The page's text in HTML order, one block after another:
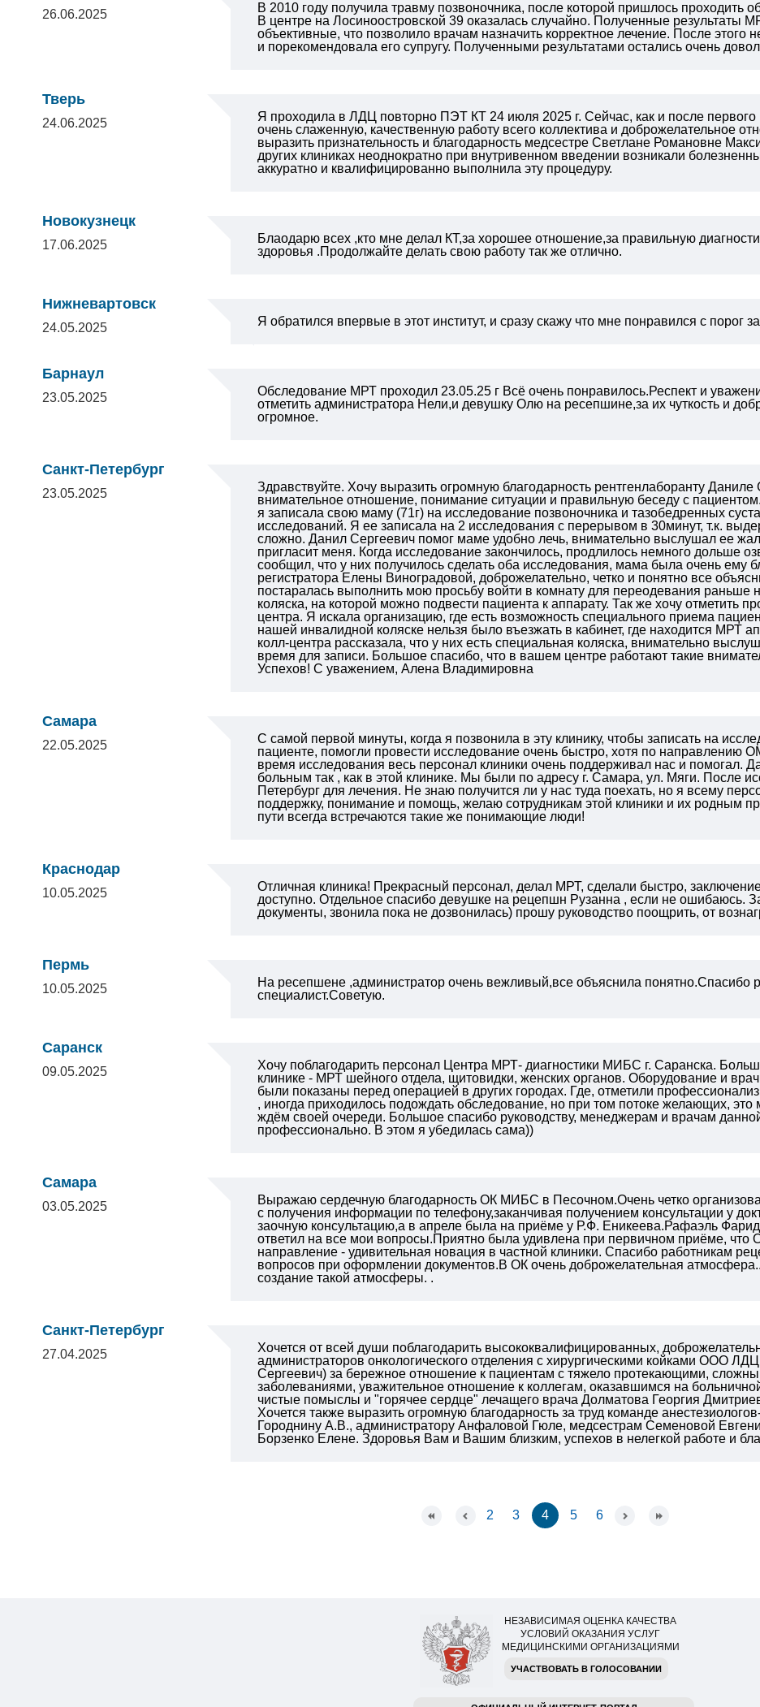
26.06.2025
В 2010 году получила травму позвоночника, после которой пришлось проходить
В центре на Лосиноостровской 39 оказалась случайно. Полученные результаты
объективные, что позволило врачам назначить корректное лечение. После
и порекомендовала его супругу. Полученными результатами остались очень
Тверь
24.06.2025
Я проходила в ЛДЦ повторно ПЭТ КТ 24 июля 2025 г. Сейчас, как и после первого
очень слаженную, качественную работу всего коллектива и доброжелательное
выразить признательность и благодарность медсестре Светлане Романовне
других клиниках неоднократно при внутривенном введении возникали
аккуратно и квалифицированно выполнила эту процедуру.
Новокузнецк
17.06.2025
Блаодарю всех ,кто мне делал КТ,за хорошее отношение,за правильную
здоровья .Продолжайте делать свою работу так же отлично.
Нижневартовск
24.05.2025 Я обратился впервые в этот институт, и сразу скажу что мне понравился с порог
Барнаул
23.05.2025 Обследование МРТ проходил 23.05.25 г Всё очень понравилось.Респект и
отметить администратора Нели,и девушку Олю на ресепшине,за их чуткость и
огромное.
Санкт-Петербург
23.05.2025
Здравствуйте. Хочу выразить огромную благодарность рентгенлаборанту Даниле
внимательное отношение, понимание ситуации и правильную беседу с
я записала свою маму (71г) на исследование позвоночника и тазобедренных
исследований. Я ее записала на 2 исследования с перерывом в 30минут, т.к.
сложно. Данил Сергеевич помог маме удобно лечь, внимательно выслушал ее
пригласит меня. Когда исследование закончилось, продлилось немного дольше
сообщил, что у них получилось сделать оба исследования, мама была очень ему
регистратора Елены Виноградовой, доброжелательно, четко и понятно все
постаралась выполнить мою просьбу войти в комнату для переодевания раньше
коляска, на которой можно подвести пациента к аппарату. Так же хочу отметить
центра. Я искала организацию, где есть возможность специального приема
нашей инвалидной коляске нельзя было въезжать в кабинет, где находится МРТ
колл-центра рассказала, что у них есть специальная коляска, внимательно
время для записи. Большое спасибо, что в вашем центре работают такие
Успехов! С уважением, Алена Владимировна
Самара
22.05.2025
С самой первой минуты, когда я позвонила в эту клинику, чтобы записать на
пациенте, помогли провести исследование очень быстро, хотя по направлению
время исследования весь персонал клиники очень поддерживал нас и помогал.
больным так , как в этой клинике. Мы были по адресу г. Самара, ул. Мяги. После
Петербург для лечения. Не знаю получится ли у нас туда поехать, но я всему
поддержку, понимание и помощь, желаю сотрудникам этой клиники и их родным
пути всегда встречаются такие же понимающие люди!
Краснодар
10.05.2025
Отличная клиника! Прекрасный персонал, делал МРТ, сделали быстро,
доступно. Отдельное спасибо девушке на рецепшн Рузанна , если не ошибаюсь.
документы, звонила пока не дозвонилась) прошу руководство поощрить, от
Пермь
10.05.2025
На ресепшене ,администратор очень вежливый,все объяснила понятно.Спасибо
специалист.Советую.
Саранск
09.05.2025
Хочу поблагодарить персонал Центра МРТ- диагностики МИБС г. Саранска.
клинике - МРТ шейного отдела, щитовидки, женских органов. Оборудование и
были показаны перед операцией в других городах. Где, отметили
, иногда приходилось подождать обследование, но при том потоке желающих,
ждём своей очереди. Большое спасибо руководству, менеджерам и врачам
профессионально. В этом я убедилась сама))
Самара
03.05.2025 Выражаю сердечную благодарность ОК МИБС в Песочном.Очень четко
с получения информации по телефону,заканчивая получением консультации у
заочную консультацию,а в апреле была на приёме у Р.Ф. Еникеева.Рафаэль
ответил на все мои вопросы.Приятно была удивлена при первичном приёме, что
направление - удивительная новация в частной клиники. Спасибо работникам
вопросов при оформлении документов.В ОК очень доброжелательная
создание такой атмосферы. .
Санкт-Петербург
27.04.2025
Хочется от всей души поблагодарить высококвалифицированных,
администраторов онкологического отделения с хирургическими койками ООО
Сергеевич) за бережное отношение к пациентам с тяжело протекающими,
заболеваниями, уважительное отношение к коллегам, оказавшимся на
чистые помыслы и "горячее сердце" лечащего врача Долматова Георгия
Хочется также выразить огромную благодарность за труд команде
Городнину А.В., администратору Анфаловой Гюле, медсестрам Семеновой
Борзенко Елене. Здоровья Вам и Вашим близким, успехов в нелегкой работе и
2 3 4 5 6
НЕЗАВИСИМАЯ ОЦЕНКА КАЧЕСТВА
УСЛОВИЙ ОКАЗАНИЯ УСЛУГ
МЕДИЦИНСКИМИ ОРГАНИЗАЦИЯМИ
УЧАСТВОВАТЬ В ГОЛОСОВАНИИ